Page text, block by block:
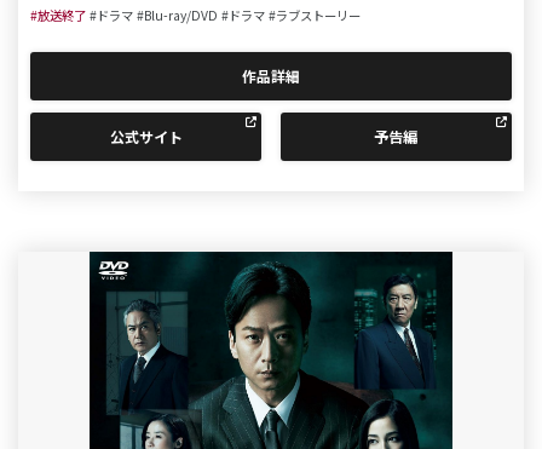
#放送終了 #ドラマ #Blu-ray/DVD #ドラマ #ラブストーリー
作品詳細
公式サイト 予告編